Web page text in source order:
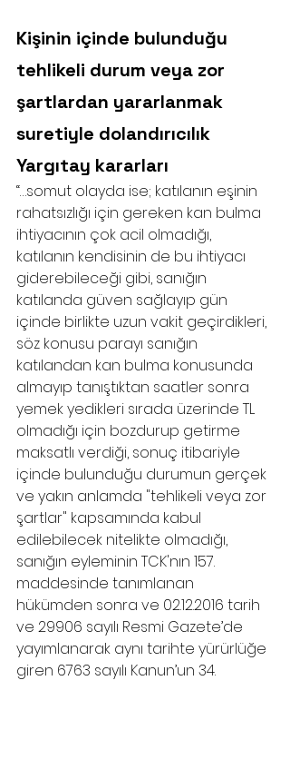
Kişinin içinde bulunduğu
tehlikeli durum veya zor
şartlardan yararlanmak
suretiyle dolandırıcılık
Yargıtay kararları
“…somut olayda ise; katılanın eşinin
rahatsızlığı için gereken kan bulma
ihtiyacının çok acil olmadığı,
katılanın kendisinin de bu ihtiyacı
giderebileceği gibi, sanığın
katılanda güven sağlayıp gün
içinde birlikte uzun vakit geçirdikleri,
söz konusu parayı sanığın
katılandan kan bulma konusunda
almayıp tanıştıktan saatler sonra
yemek yedikleri sırada üzerinde TL
olmadığı için bozdurup getirme
maksatlı verdiği, sonuç itibariyle
içinde bulunduğu durumun gerçek
ve yakın anlamda "tehlikeli veya zor
şartlar" kapsamında kabul
edilebilecek nitelikte olmadığı,
sanığın eyleminin TCK'nın 157.
maddesinde tanımlanan
hükümden sonra ve 02.12.2016 tarih
ve 29906 sayılı Resmi Gazete’de
yayımlanarak aynı tarihte yürürlüğe
giren 6763 sayılı Kanun’un 34.